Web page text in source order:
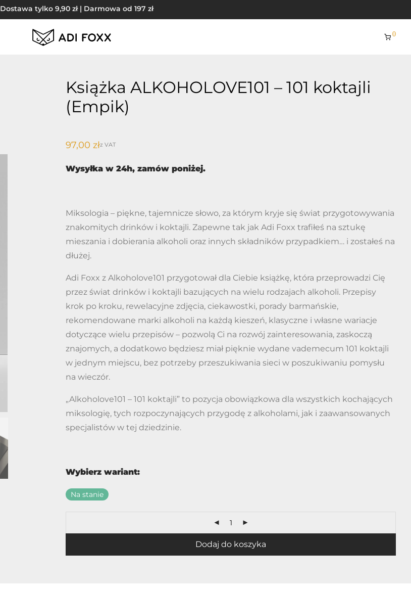
Dostawa tylko 9,90 zł | Darmowa od 197 zł
0
Książka ALKOHOLOVE101 – 101 koktajli
(Empik)
97,00 złz VAT
Wysyłka w 24h, zamów poniżej.
Miksologia – piękne, tajemnicze słowo, za którym kryje się świat przygotowywania
znakomitych drinków i koktajli. Zapewne tak jak Adi Foxx trafiłeś na sztukę
mieszania i dobierania alkoholi oraz innych składników przypadkiem… i zostałeś na
dłużej.
Adi Foxx z Alkoholove101 przygotował dla Ciebie książkę, która przeprowadzi Cię
przez świat drinków i koktajli bazujących na wielu rodzajach alkoholi. Przepisy
krok po kroku, rewelacyjne zdjęcia, ciekawostki, porady barmańskie,
rekomendowane marki alkoholi na każdą kieszeń, klasyczne i własne wariacje
dotyczące wielu przepisów – pozwolą Ci na rozwój zainteresowania, zaskoczą
znajomych, a dodatkowo będziesz miał pięknie wydane vademecum 101 koktajli
w jednym miejscu, bez potrzeby przeszukiwania sieci w poszukiwaniu pomysłu
na wieczór.
„Alkoholove101 – 101 koktajli” to pozycja obowiązkowa dla wszystkich kochających
miksologię, tych rozpoczynających przygodę z alkoholami, jak i zaawansowanych
specjalistów w tej dziedzinie.
Wybierz wariant:
Na stanie
Dodaj do koszyka